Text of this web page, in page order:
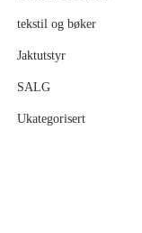
tekstil og bøker
Jaktutstyr
SALG
Ukategorisert